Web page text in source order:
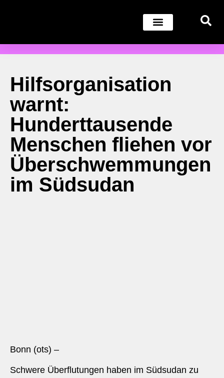
Hilfsorganisation
warnt:
Hunderttausende
Menschen fliehen vor
Überschwemmungen
im Südsudan
Bonn (ots) –
Schwere Überflutungen haben im Südsudan zu